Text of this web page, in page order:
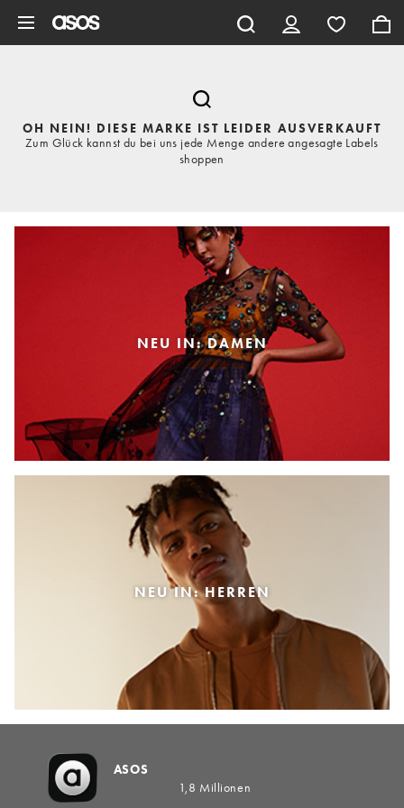
OH NEIN! DIESE MARKE IST LEIDER AUSVERKAUFT
Zum Glück kannst du bei uns jede Menge andere angesagte Labels
shoppen
NEU IN: DAMEN
NEU IN: HERREN
ASOS
1,8 Millionen